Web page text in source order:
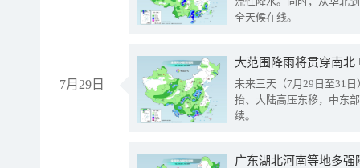
全天候在线。
7月29日
大范围降雨将贯穿南
未来三天（7月29日至31
抬、大陆高压东移，中东
续。
广东湖北河南等地多